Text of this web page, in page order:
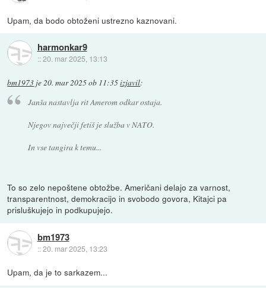
Upam, da bodo obtoženi ustrezno kaznovani.
harmonkar9
::20. mar 2025, 13:13
bm1973 je20. mar 2025 ob 11:35izjavil:
Janša nastavlja rit Amerom odkar ostaja.
Njegov največji fetiš je služba v NATO.
In vse tangira k temu...
To so zelo nepoštene obtožbe. Američani delajo za varnost,
transparentnost, demokracijo in svobodo govora, Kitajci pa
prisluškujejo in podkupujejo.
bm1973
::20. mar 2025, 13:23
Upam, da je to sarkazem...